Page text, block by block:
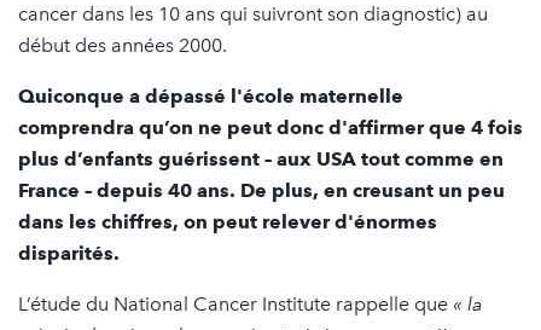
cancer dans les 10 ans qui suivront son diagnostic) au
début des années 2000.
Quiconque a dépassé l'école maternelle
comprendra qu’on ne peut donc d'affirmer que 4 fois
plus d’enfants guérissent – aux USA tout comme en
France – depuis 40 ans. De plus, en creusant un peu
dans les chiffres, on peut relever d'énormes
disparités.
L’étude du National Cancer Institute rappelle que « la